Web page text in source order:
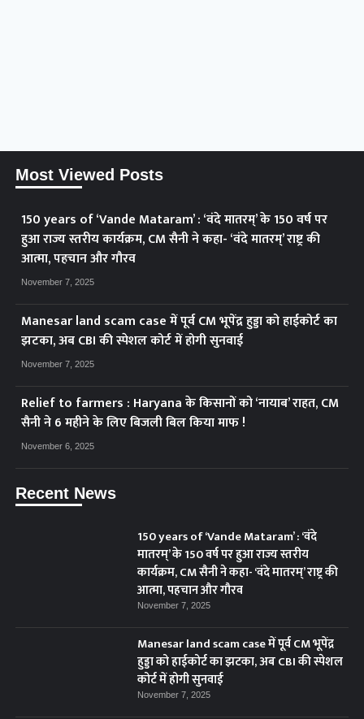
Most Viewed Posts
150 years of ‘Vande Mataram’ : ‘वंदे मातरम्’ के 150 वर्ष पर
हुआ राज्य स्तरीय कार्यक्रम, CM सैनी ने कहा- ‘वंदे मातरम्’ राष्ट्र की
आत्मा, पहचान और गौरव
November 7, 2025
Manesar land scam case में पूर्व CM भूपेंद्र हुड्डा को हाईकोर्ट का
झटका, अब CBI की स्पेशल कोर्ट में होगी सुनवाई
November 7, 2025
Relief to farmers : Haryana के किसानों को ‘नायाब’ राहत, CM
सैनी ने 6 महीने के लिए बिजली बिल किया माफ !
November 6, 2025
Recent News
150 years of ‘Vande Mataram’ : ‘वंदे
मातरम्’ के 150 वर्ष पर हुआ राज्य स्तरीय
कार्यक्रम, CM सैनी ने कहा- ‘वंदे मातरम्’ राष्ट्र की
आत्मा, पहचान और गौरव
November 7, 2025
Manesar land scam case में पूर्व CM भूपेंद्र
हुड्डा को हाईकोर्ट का झटका, अब CBI की स्पेशल
कोर्ट में होगी सुनवाई
November 7, 2025